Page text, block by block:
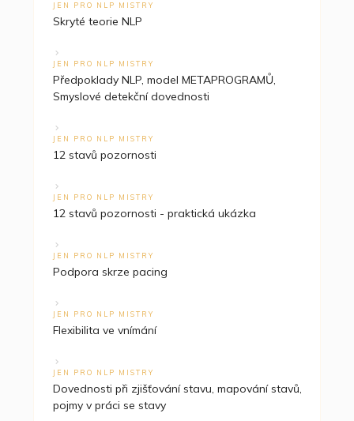
JEN PRO NLP MISTRY
Skryté teorie NLP
JEN PRO NLP MISTRY
Předpoklady NLP, model METAPROGRAMŮ,
Smyslové detekční dovednosti
JEN PRO NLP MISTRY
12 stavů pozornosti
JEN PRO NLP MISTRY
12 stavů pozornosti - praktická ukázka
JEN PRO NLP MISTRY
Podpora skrze pacing
JEN PRO NLP MISTRY
Flexibilita ve vnímání
JEN PRO NLP MISTRY
Dovednosti při zjišťování stavu, mapování stavů,
pojmy v práci se stavy